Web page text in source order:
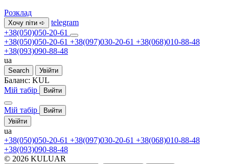
Розклад
Хочу піти ➪
telegram
+38(050)050-20-61
+38(050)050-20-61 +38(097)030-20-61 +38(068)010-88-48
+38(093)090-88-48
ua
Search Увійти
Баланс: KUL
Мій табір
Вийти
Мій табір
Вийти
Увійти
ua
+38(050)050-20-61 +38(097)030-20-61 +38(068)010-88-48
+38(093)090-88-48
© 2026 KULUAR